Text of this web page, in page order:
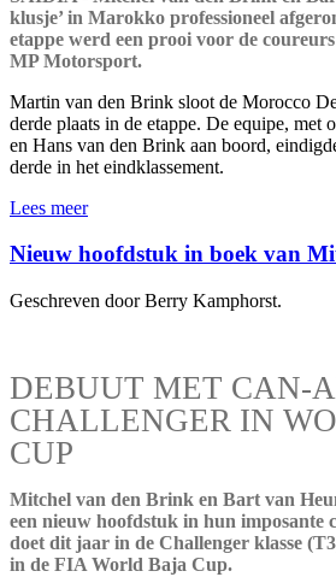
klusje’ in Marokko professioneel
etappe werd een prooi voor de
MP Motorsport.
Martin van den Brink sloot de Morocco
derde plaats in de etappe. De equipe, met
en Hans van den Brink aan boord,
derde in het eindklassement.
Lees meer
Nieuw hoofdstuk in boek van
Geschreven door Berry Kamphorst.
DEBUUT MET CAN-
CHALLENGER IN
CUP
Mitchel van den Brink en Bart van
een nieuw hoofdstuk in hun imposante
doet dit jaar in de Challenger klasse
in de FIA World Baja Cup.